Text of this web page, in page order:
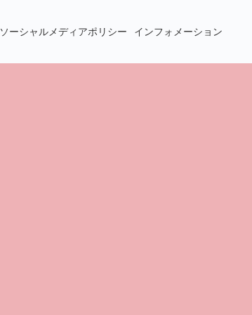
ソーシャルメディアポリシー インフォメーション